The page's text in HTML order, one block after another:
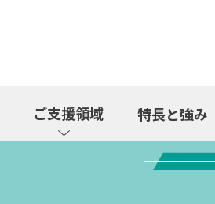
ご支援領域 特長と強み